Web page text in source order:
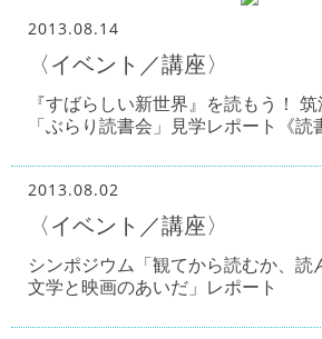
2013.08.14
〈イベント／講座〉
『すばらしい新世界』を読もう！
「ぶらり読書会」見学レポート《読
2013.08.02
〈イベント／講座〉
シンポジウム「観てから読むか、
文学と映画のあいだ」レポート